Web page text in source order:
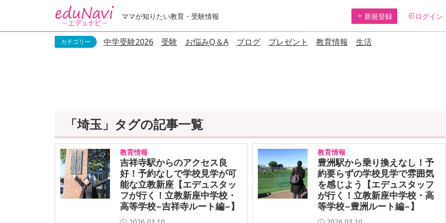
ママが知りたい教育・受験情報 新規登録 ログイン
中学受験2026 受験 お悩みQ＆A ブログ プレゼント 教育情報 生活
「埼玉」タグの記事一覧
教育情報
吉祥寺駅からのアクセス良
好！予約なしで学校見学が可
能な立教新座【エデュスタッ
フが行く！立教新座中学校・
高等学校−吉祥寺ルート編−】
教育情報
豊洲駅から乗り換えなし！予
約要らずの学校見学で雰囲気
を感じよう【エデュスタッフ
が行く！立教新座中学校・高
等学校−豊洲ルート編−】